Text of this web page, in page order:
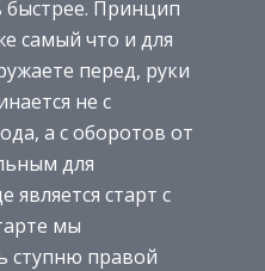
быстрее. Принцип
самый что и для
перед, руки
не с
а с оборотов от
для
старт с
мы
ступню правой